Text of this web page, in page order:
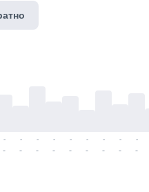
-
-
-
-
-
-
-
-
-
-
-
-
-
-
-
-
-
-